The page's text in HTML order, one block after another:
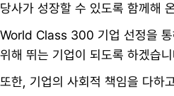
당사가 성장할 수 있도록 함께해
World Class 300 기업 선정을 통
위해 뛰는 기업이 되도록 하겠습
또한, 기업의 사회적 책임을 다하